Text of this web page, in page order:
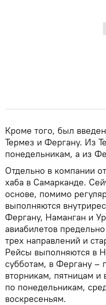
Кроме того, был
Термез и Фергану. Из
понедельникам, а из
Отдельно в компании
хаба в Самарканде.
основе, помимо
выполняются
Фергану, Наманган и
авиабилетов
трех направлений и
Рейсы выполняются в
субботам, в Фергану –
вторникам, пятницам и
по понедельникам,
воскресеньям.